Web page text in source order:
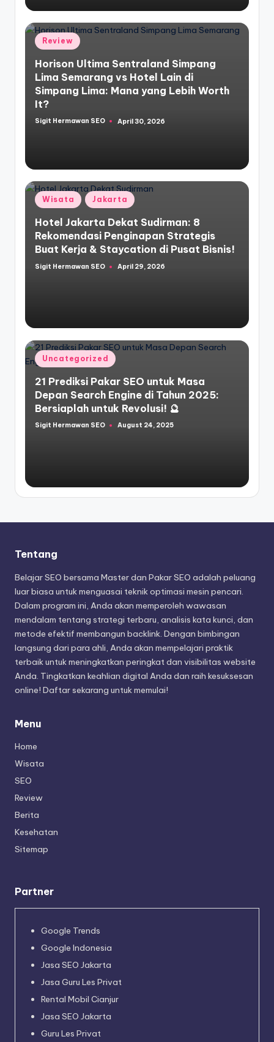
Posted
in
Review
Horison Ultima Sentraland Simpang
Lima Semarang vs Hotel Lain di
Simpang Lima: Mana yang Lebih Worth
It?
Posted
Sigit Hermawan SEO April 30, 2026
Posted
in
Wisata Jakarta
Hotel Jakarta Dekat Sudirman: 8
Rekomendasi Penginapan Strategis
Buat Kerja & Staycation di Pusat Bisnis!
Posted
Sigit Hermawan SEO April 29, 2026
Posted
in
Uncategorized
21 Prediksi Pakar SEO untuk Masa
Depan Search Engine di Tahun 2025:
Bersiaplah untuk Revolusi! 🔮
Posted
Sigit Hermawan SEO August 24, 2025
Tentang
Belajar SEO bersama Master dan Pakar SEO adalah peluang
luar biasa untuk menguasai teknik optimasi mesin pencari.
Dalam program ini, Anda akan memperoleh wawasan
mendalam tentang strategi terbaru, analisis kata kunci, dan
metode efektif membangun backlink. Dengan bimbingan
langsung dari para ahli, Anda akan mempelajari praktik
terbaik untuk meningkatkan peringkat dan visibilitas website
Anda. Tingkatkan keahlian digital Anda dan raih kesuksesan
online! Daftar sekarang untuk memulai!
Menu
Home
Wisata
SEO
Review
Berita
Kesehatan
Sitemap
Partner
Google Trends
Google Indonesia
Jasa SEO Jakarta
Jasa Guru Les Privat
Rental Mobil Cianjur
Jasa SEO Jakarta
Guru Les Privat